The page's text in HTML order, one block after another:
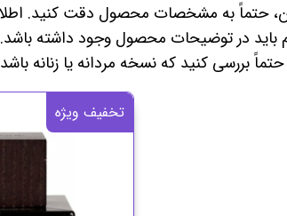
حتماً به مشخصات محصول دقت کنید.
باید در توضیحات محصول وجود داشته
بررسی کنید که نسخه مردانه یا زنانه
تخفیف ویژه